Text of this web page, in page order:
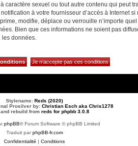
sexuel ou tout autre contenu qui peut
à votre fournisseur d’accès à Internet
modifie, déplace ou verrouille n’importe
Bien que ces informations ne soient pas
les données.
Stylename: Reds (2020)
Prosilver by: Christian Esch aka Chris1278
rebuild from reds for phpbb 3.0.8
phpBB® Forum Software © phpBB Limited
Traduit parphpBB-fr.com
Confidentialité | Conditions